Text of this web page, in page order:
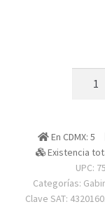
Media
Torre
Rgb,
En CDMX: 5
Existencia
UPC:
Categorías:
Clave SAT: